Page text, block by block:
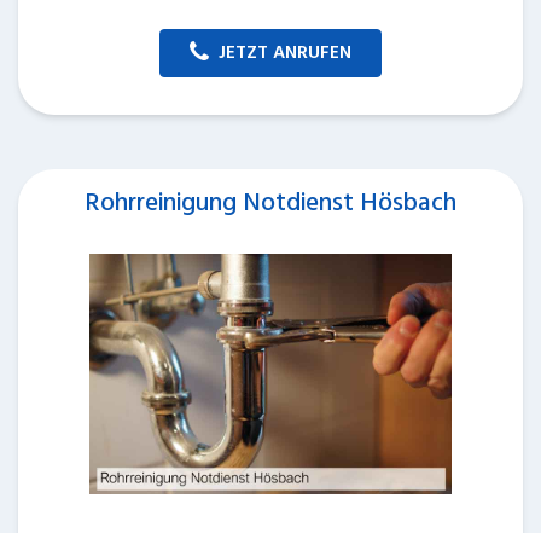
JETZT ANRUFEN
Rohrreinigung Notdienst Hösbach